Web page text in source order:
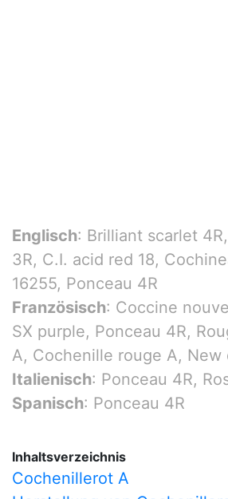
Englisch: Brilliant scarlet
3R, C.I. acid red 18,
16255, Ponceau 4R
Französisch: Coccine
SX purple, Ponceau 4R,
A, Cochenille rouge A, New
Italienisch: Ponceau 4R,
Spanisch: Ponceau 4R
Inhaltsverzeichnis
Cochenillerot A